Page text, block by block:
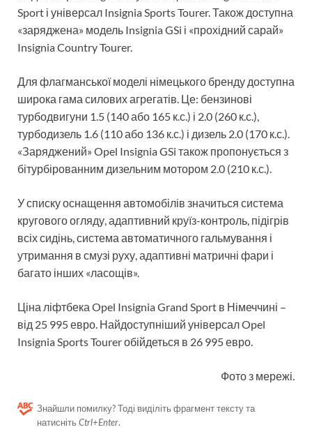
Sport і універсал Insignia Sports Tourer. Також доступна
«заряджена» модель Insignia GSi і «прохідний сарай»
Insignia Country Tourer.
Для флагманської моделі німецького бренду доступна
широка гама силових агрегатів. Це: бензинові
турбодвигуни 1.5 (140 або 165 к.с.) і 2.0 (260 к.с.),
турбодизель 1.6 (110 або 136 к.с.) і дизель 2.0 (170 к.с.).
«Заряджений» Opel Insignia GSi також пропонується з
бітурбірованним дизельним мотором 2.0 (210 к.с.).
У списку оснащення автомобілів значиться система
кругового огляду, адаптивний круїз-контроль, підігрів
всіх сидінь, система автоматичного гальмування і
утримання в смузі руху, адаптивні матричні фари і
багато інших «ласощів».
Ціна ліфтбека Opel Insignia Grand Sport в Німеччині –
від 25 995 евро. Найдоступніший універсал Opel
Insignia Sports Tourer обійдеться в 26 995 евро.
Фото з мережі.
Знайшли помилку? Тоді виділіть фрагмент тексту та
натисніть Ctrl+Enter.